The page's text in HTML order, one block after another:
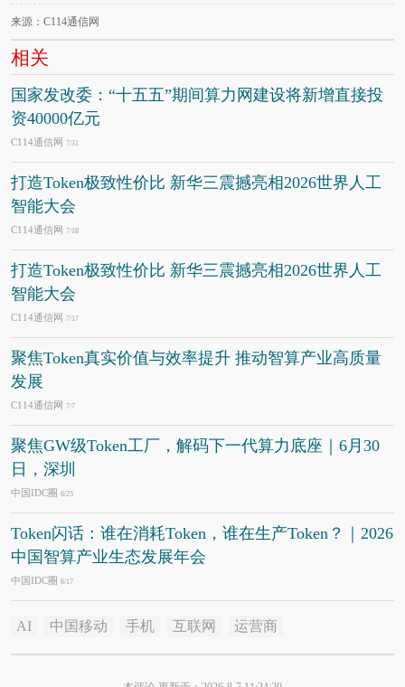
来源：C114通信网
相关
国家发改委：“十五五”期间算力网建设将新增直接投
资40000亿元
C114通信网 7/31
打造Token极致性价比 新华三震撼亮相2026世界人工
智能大会
C114通信网 7/18
打造Token极致性价比 新华三震撼亮相2026世界人工
智能大会
C114通信网 7/17
聚焦Token真实价值与效率提升 推动智算产业高质量
发展
C114通信网 7/7
聚焦GW级Token工厂，解码下一代算力底座｜6月30
日，深圳
中国IDC圈 6/25
Token闪话：谁在消耗Token，谁在生产Token？｜2026
中国智算产业生态发展年会
中国IDC圈 6/17
AI 中国移动 手机 互联网 运营商